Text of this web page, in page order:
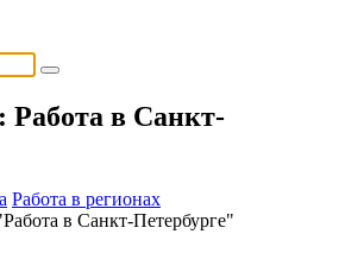
Работа в Санкт-
Работа в регионах
в Санкт-Петербурге"